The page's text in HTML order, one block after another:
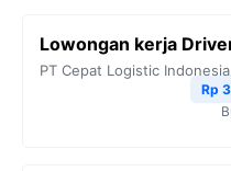
Lowongan kerja
PT Cepat Logistic Indonesia
Rp